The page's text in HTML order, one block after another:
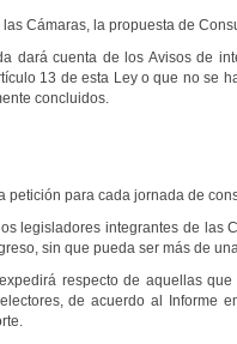
Cámaras, la propuesta de
dará cuenta de los Avisos de
13 de esta Ley o que no se
concluidos.
petición para cada jornada de
legisladores integrantes de
sin que pueda ser más de
respecto de aquellas
de acuerdo al Informe